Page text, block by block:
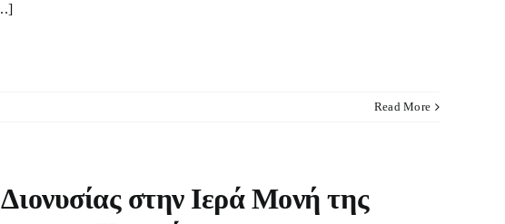
Read More
στην Ιερά Μονή της